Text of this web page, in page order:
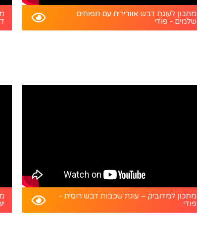
מתכון לעוגת דבש אוורירית עם תפוחים
שלמים - פודי
מתכון למדוביק – עוגת שכבות דבש רוסית -
פודי